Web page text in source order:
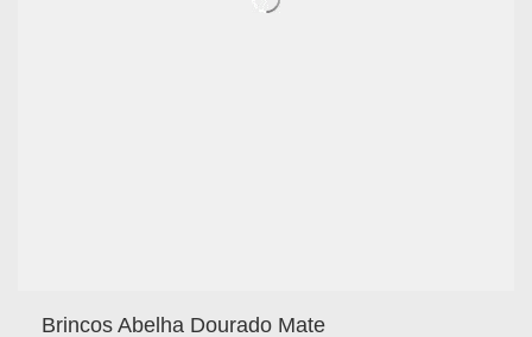
Brincos Abelha Dourado Mate